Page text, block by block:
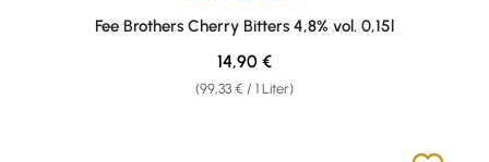
Durchschnittliche Bewertung von 5 von 5 Sternen
Fee Brothers Cherry Bitters 4,8% vol. 0,15l
(99,33 € / 1 Liter)
Regulärer Preis:
14,90 €